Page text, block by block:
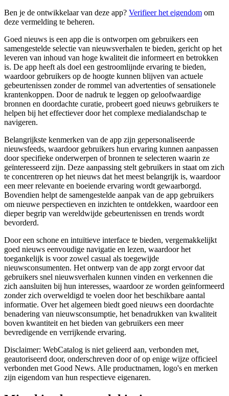
Ben je de ontwikkelaar van deze app? Verifieer het eigendom om
deze vermelding te beheren.
Goed nieuws is een app die is ontworpen om gebruikers een
samengestelde selectie van nieuwsverhalen te bieden, gericht op het
leveren van inhoud van hoge kwaliteit die informeert en betrokken
is. De app heeft als doel een gestroomlijnde ervaring te bieden,
waardoor gebruikers op de hoogte kunnen blijven van actuele
gebeurtenissen zonder de rommel van advertenties of sensationele
krantenkoppen. Door de nadruk te leggen op geloofwaardige
bronnen en doordachte curatie, probeert goed nieuws gebruikers te
helpen bij het effectiever door het complexe medialandschap te
navigeren.
Belangrijkste kenmerken van de app zijn gepersonaliseerde
nieuwsfeeds, waardoor gebruikers hun ervaring kunnen aanpassen
door specifieke onderwerpen of bronnen te selecteren waarin ze
geïnteresseerd zijn. Deze aanpassing stelt gebruikers in staat om zich
te concentreren op het nieuws dat het meest belangrijk is, waardoor
een meer relevante en boeiende ervaring wordt gewaarborgd.
Bovendien helpt de samengestelde aanpak van de app gebruikers
om nieuwe perspectieven en inzichten te ontdekken, waardoor een
dieper begrip van wereldwijde gebeurtenissen en trends wordt
bevorderd.
Door een schone en intuïtieve interface te bieden, vergemakkelijkt
goed nieuws eenvoudige navigatie en lezen, waardoor het
toegankelijk is voor zowel casual als toegewijde
nieuwsconsumenten. Het ontwerp van de app zorgt ervoor dat
gebruikers snel nieuwsverhalen kunnen vinden en verkennen die
zich aansluiten bij hun interesses, waardoor ze worden geïnformeerd
zonder zich overweldigd te voelen door het beschikbare aantal
informatie. Over het algemeen biedt goed nieuws een doordachte
benadering van nieuwsconsumptie, het benadrukken van kwaliteit
boven kwantiteit en het bieden van gebruikers een meer
bevredigende en verrijkende ervaring.
Disclaimer: WebCatalog is niet gelieerd aan, verbonden met,
geautoriseerd door, onderschreven door of op enige wijze officieel
verbonden met Good News. Alle productnamen, logo's en merken
zijn eigendom van hun respectieve eigenaren.